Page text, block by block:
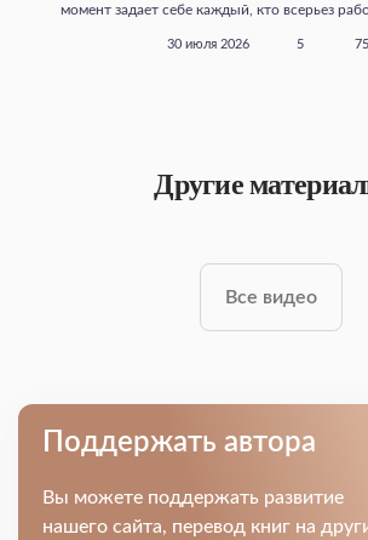
момент задает себе каждый, кто всерьез
30 июля 2026 5
Другие
Все видео
Поддержать автора
Вы можете поддержать развитие
нашего сайта, перевод книг на